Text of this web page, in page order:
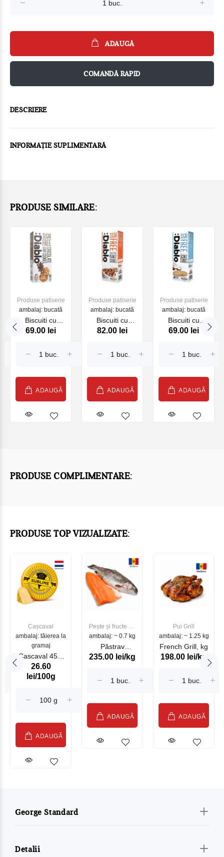
ADAUGĂ
COMANDĂ RAPID
DESCRIERE
INFORMAȚIE SUPLIMENTARĂ
PRODUSE SIMILARE:
Produse patiserie
ambalaj: bucată
Biscuiti cu
ciocolata Fara
130g
69.00 lei
ADAUGĂ
Produse patiserie
ambalaj: bucată
Biscuiti cu
ciocolata si
Zahar DIABLO
82.00 lei
ADAUGĂ
Produse patiserie
ambalaj: bucată
Biscuiti cu
cocos Fara
150g
69.00 lei
ADAUGĂ
PRODUSE COMPLIMENTARE:
PRODUSE TOP VIZUALIZATE:
Cașcaval
ambalaj: tăierea la
gramaj
Cascaval 45%
Maasdam
Sublime Cow
26.60
lei/100g
ADAUGĂ
Pește și fructe de
mare
ambalaj: ~ 0.7 kg
Păstrav
Somonat
235.00 lei/kg
ADAUGĂ
Pui Grill
ambalaj: ~ 1.25 kg
French Grill, kg
198.00 lei/kg
ADAUGĂ
George Standard
Detalii